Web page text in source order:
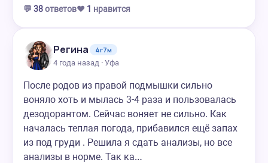
💬 38ответов❤️ 1 нравится
Регина
4г7м
4 года назад · Уфа
После родов из правой подмышки сильно
воняло хоть и мылась 3-4 раза и пользовалась
дезодорантом. Сейчас воняет не сильно. Как
началась теплая погода, прибавился ещё запах
из под груди . Решила я сдать анализы, но все
анализы в норме. Так ка…